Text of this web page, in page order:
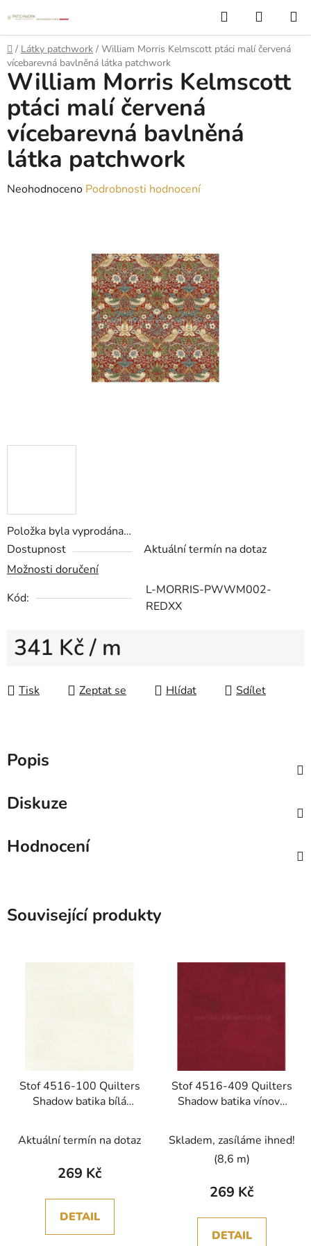
na
obsah
Hledat
KOŠÍK
Domů
/ Látky patchwork / William Morris Kelmscott ptáci malí červená
vícebarevná bavlněná látka patchwork
Položka byla vyprodána…
Dostupnost
Aktuální termín na dotaz
Možnosti doručení
Kód:
L-MORRIS-PWWM002-
REDXX
341 Kč/ m
Tisk
Zeptat se Hlídat Sdílet
William Morris Kelmscott
ptáci malí červená
vícebarevná bavlněná
látka patchwork
Průměrné
Neohodnoceno Podrobnosti hodnocení
Popis
Diskuze
Hodnocení
Související produkty
Stof 4516-100 Quilters
Shadow batika bílá
patchwork
Aktuální termín na dotaz
269 Kč
DETAIL
Stof 4516-409 Quilters
Shadow batika vínová
patchwork
hodnocení
produktu
je
z
5
Skladem, zasíláme ihned!
(8,6 m)
269 Kč
DETAIL